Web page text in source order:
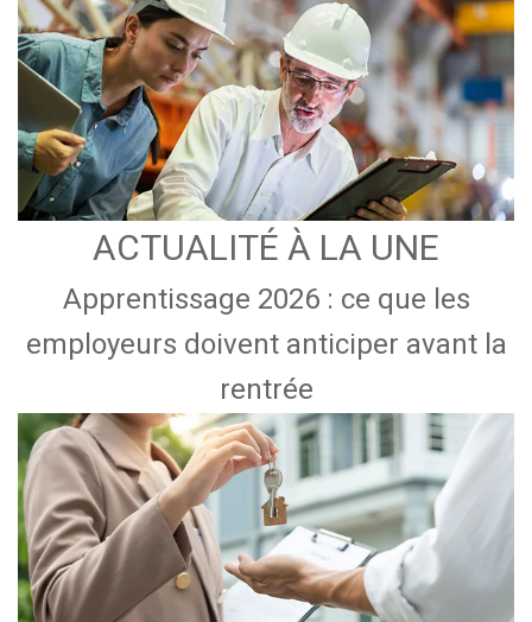
ACTUALITÉ À LA UNE
Apprentissage 2026 : ce que les
employeurs doivent anticiper avant la
rentrée